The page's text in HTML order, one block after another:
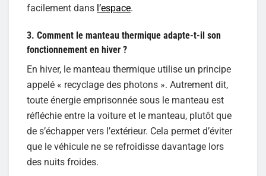
facilement dans l’espace.
3. Comment le manteau thermique adapte-t-il son
fonctionnement en hiver ?
En hiver, le manteau thermique utilise un principe
appelé « recyclage des photons ». Autrement dit,
toute énergie emprisonnée sous le manteau est
réfléchie entre la voiture et le manteau, plutôt que
de s’échapper vers l’extérieur. Cela permet d’éviter
que le véhicule ne se refroidisse davantage lors
des nuits froides.